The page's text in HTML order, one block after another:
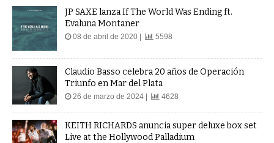
JP SAXE lanza If The World Was Ending ft.
Evaluna Montaner
08 de abril de 2020 | 5598
Claudio Basso celebra 20 años de Operación
Triunfo en Mar del Plata
26 de marzo de 2024 | 4628
KEITH RICHARDS anuncia super deluxe box set
Live at the Hollywood Palladium